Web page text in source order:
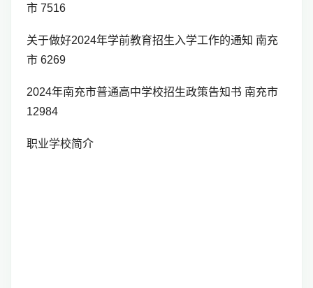
市 7516
关于做好2024年学前教育招生入学工作的通知 南充
市 6269
2024年南充市普通高中学校招生政策告知书 南充市
12984
职业学校简介